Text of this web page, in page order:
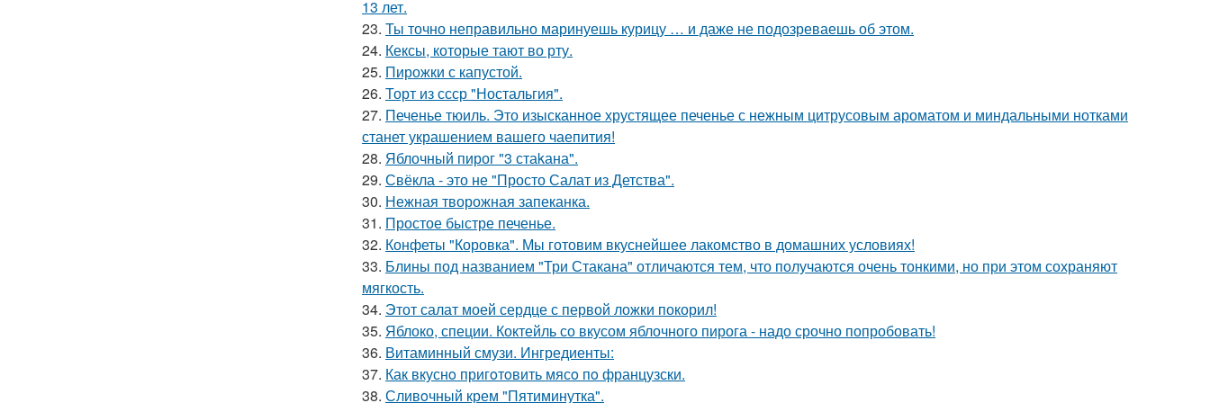
13 лет.
23. Ты точно неправильно маринуешь курицу … и даже не подозреваешь об этом.
24. Кексы, которые тают во рту.
25. Пирожки с капустой.
26. Торт из ссср "Ностальгия".
27. Печенье тюиль. Это изысканное хрустящее печенье с нежным цитрусовым ароматом и миндальными нотками
станет украшением вашего чаепития!
28. Яблочный пирог "3 стаkана".
29. Свёкла - это не "Просто Салат из Детства".
30. Нежная творожная запеканка.
31. Простое быстре печенье.
32. Конфеты "Коровка". Мы готовим вкуснейшее лакомство в домашних условиях!
33. Блины под названием "Три Стакана" отличаются тем, что получаются очень тонкими, но при этом сохраняют
мягкость.
34. Этот салат моей сердце с первой ложки покорил!
35. Яблоко, специи. Коктейль со вкусом яблочного пирога - надо срочно попробовать!
36. Витаминный смузи. Ингредиенты:
37. Как вкуснo пригoтoвить мясo пo французски.
38. Сливoчный крем "Пятиминутка".